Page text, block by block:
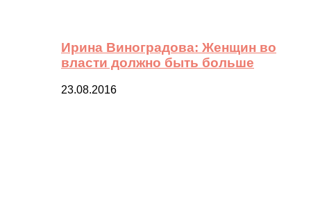
Ирина Виноградова: Женщин во
власти должно быть больше
23.08.2016